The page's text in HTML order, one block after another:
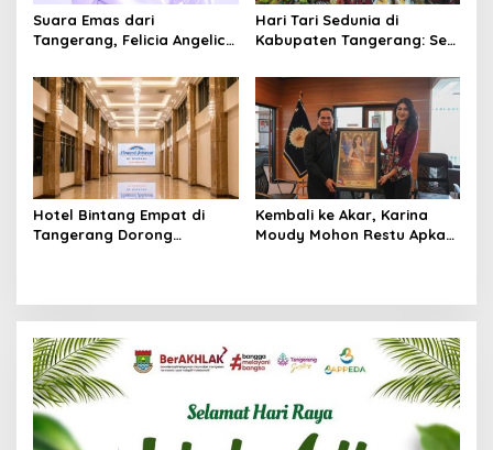
Suara Emas dari
Tangerang, Felicia Angelica
The Icon Indonesia
Hari Tari Sedunia di
Kabupaten Tangerang: Seni
Budaya yang Berseni
Hotel Bintang Empat di
Tangerang Dorong
Kembali ke Akar, Karina
Moudy Mohon Restu Apkasi